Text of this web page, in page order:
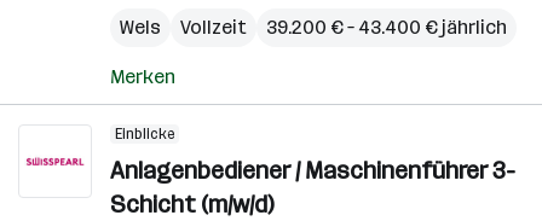
Wels
Vollzeit 39.200 € – 43.400 € jährlich
Merken
Einblicke
Anlagenbediener / Maschinenführer 3-
Schicht (m/w/d)